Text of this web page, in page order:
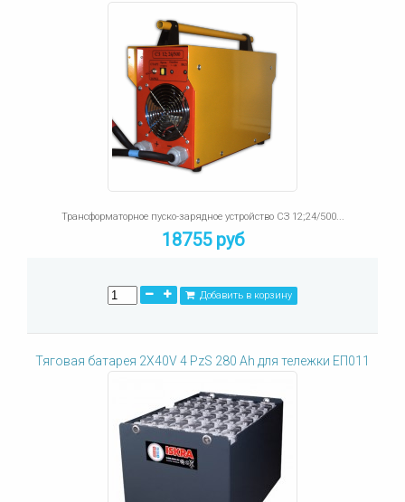
Трансформаторное пуско-зарядное устройство СЗ 12;24/500...
18755 руб
Добавить в корзину
Тяговая батарея 2X40V 4 PzS 280 Ah для тележки ЕП011